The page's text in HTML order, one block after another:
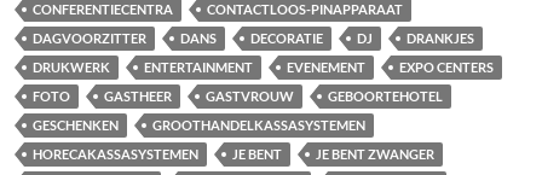
CONFERENTIECENTRA
CONTACTLOOS-PINAPPARAAT
DAGVOORZITTER
DANS DECORATIE DJ
DRANKJES
DRUKWERK
ENTERTAINMENT EVENEMENT
EXPO CENTERS
FOTO
GASTHEER GASTVROUW
GEBOORTEHOTEL
GESCHENKEN
GROOTHANDELKASSASYSTEMEN
HORECAKASSASYSTEMEN
JE BENT
JE BENT ZWANGER